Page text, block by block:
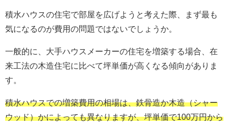
積水ハウスの住宅で部屋を広げようと考えた際、まず最も
気になるのが費用の問題ではないでしょうか。
一般的に、大手ハウスメーカーの住宅を増築する場合、在
来工法の木造住宅に比べて坪単価が高くなる傾向がありま
す。
積水ハウスでの増築費用の相場は、鉄骨造か木造（シャー
ウッド）かによっても異なりますが、坪単価で100万円から